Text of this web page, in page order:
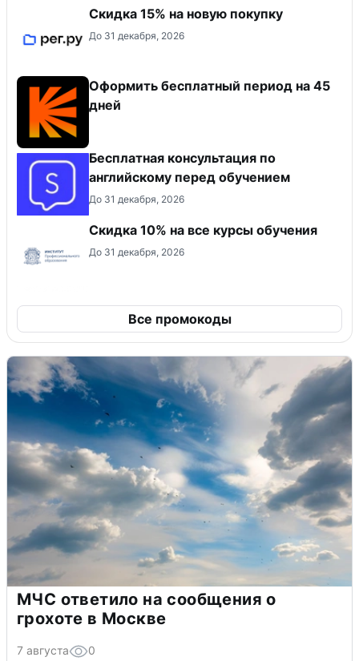
Скидка 15% на новую покупку
До 31 декабря, 2026
Оформить бесплатный период на 45
дней
Бесплатная консультация по
английскому перед обучением
До 31 декабря, 2026
Скидка 10% на все курсы обучения
До 31 декабря, 2026
Все промокоды
МЧС ответило на сообщения о
грохоте в Москве
7 августа 0